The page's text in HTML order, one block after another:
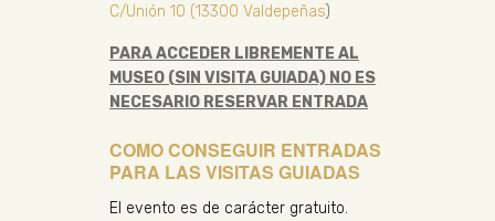
C/Unión 10 (13300 Valdepeñas)
PARA ACCEDER LIBREMENTE AL
MUSEO (SIN VISITA GUIADA) NO ES
NECESARIO RESERVAR ENTRADA
COMO CONSEGUIR ENTRADAS
PARA LAS VISITAS GUIADAS
El evento es de carácter gratuito.